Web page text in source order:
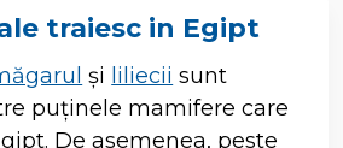
traiesc in Egipt
și liliecii sunt
puținele mamifere care
De asemenea, peste